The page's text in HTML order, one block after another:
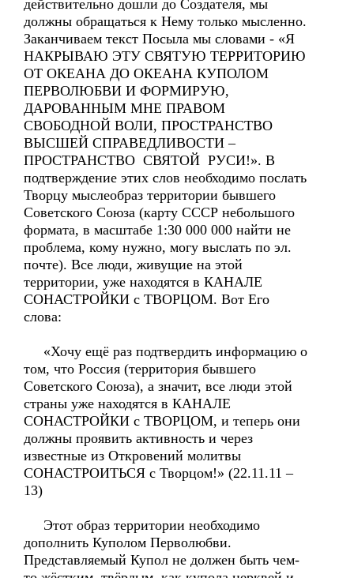
действительно дошли до Создателя, мы
должны обращаться к Нему только мысленно.
Заканчиваем текст Посыла мы словами - «Я
НАКРЫВАЮ ЭТУ СВЯТУЮ ТЕРРИТОРИЮ
ОТ ОКЕАНА ДО ОКЕАНА КУПОЛОМ
ПЕРВОЛЮБВИ И ФОРМИРУЮ,
ДАРОВАННЫМ МНЕ ПРАВОМ
СВОБОДНОЙ ВОЛИ, ПРОСТРАНСТВО
ВЫСШЕЙ СПРАВЕДЛИВОСТИ –
ПРОСТРАНСТВО СВЯТОЙ РУСИ!». В
подтверждение этих слов необходимо послать
Творцу мыслеобраз территории бывшего
Советского Союза (карту СССР небольшого
формата, в масштабе 1:30 000 000 найти не
проблема, кому нужно, могу выслать по эл.
почте). Все люди, живущие на этой
территории, уже находятся в КАНАЛЕ
СОНАСТРОЙКИ с ТВОРЦОМ. Вот Его
слова:
«Хочу ещё раз подтвердить информацию о
том, что Россия (территория бывшего
Советского Союза), а значит, все люди этой
страны уже находятся в КАНАЛЕ
СОНАСТРОЙКИ с ТВОРЦОМ, и теперь они
должны проявить активность и через
известные из Откровений молитвы
СОНАСТРОИТЬСЯ с Творцом!» (22.11.11 –
13)
Этот образ территории необходимо
дополнить Куполом Перволюбви.
Представляемый Купол не должен быть чем-